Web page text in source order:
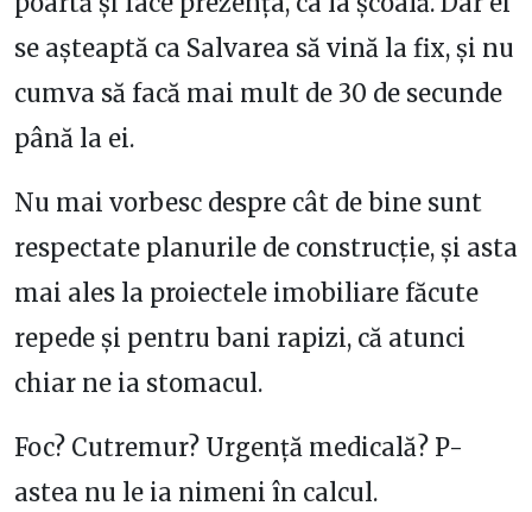
se așteaptă ca Salvarea să vină la fix, și nu
cumva să facă mai mult de 30 de secunde
până la ei.
Nu mai vorbesc despre cât de bine sunt
respectate planurile de construcție, și asta
mai ales la proiectele imobiliare făcute
repede și pentru bani rapizi, că atunci
chiar ne ia stomacul.
Foc? Cutremur? Urgență medicală? P-
astea nu le ia nimeni în calcul.